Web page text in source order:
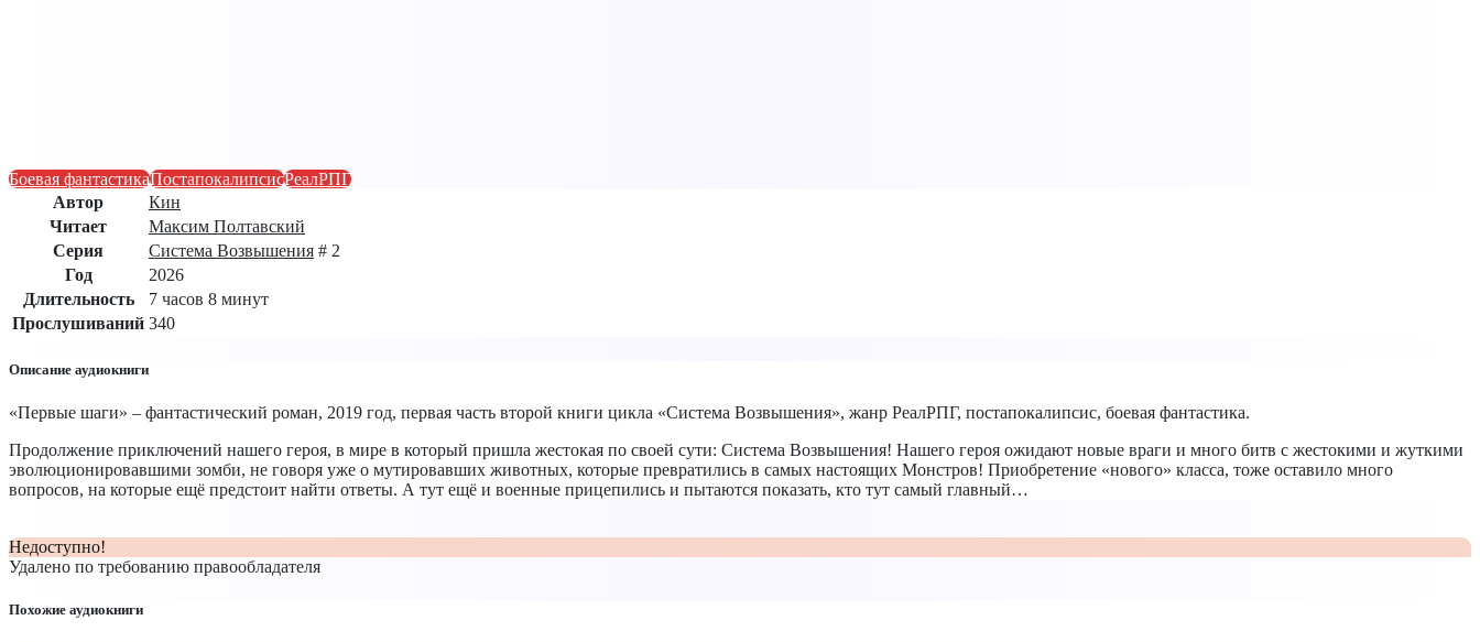
Боевая фантастикаПостапокалипсисРеалРПГ
Автор
Кин
Читает
Максим Полтавский
Серия
Система Возвышения # 2
Год
2026
Длительность
7 часов 8 минут
Прослушиваний 340
Описание аудиокниги
«Первые шаги» – фантастический роман, 2019 год, первая часть второй книги цикла «Система Возвышения», жанр РеалРПГ, постапокалипсис, боевая фантастика.
Продолжение приключений нашего героя, в мире в который пришла жестокая по своей сути: Система Возвышения! Нашего героя ожидают новые враги и много битв с жестокими и жуткими
эволюционировавшими зомби, не говоря уже о мутировавших животных, которые превратились в самых настоящих Монстров! Приобретение «нового» класса, тоже оставило много
вопросов, на которые ещё предстоит найти ответы. А тут ещё и военные прицепились и пытаются показать, кто тут самый главный…
Недоступно!
Удалено по требованию правообладателя
Похожие аудиокниги